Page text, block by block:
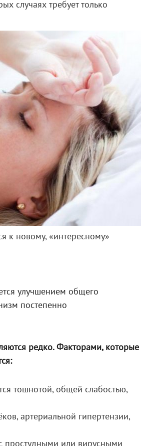
случаях требует только
к новому, «интересному»
улучшением общего
постепенно
редко. Факторами, которые
тошнотой, общей слабостью,
артериальной гипертензии,
простудными или вирусными